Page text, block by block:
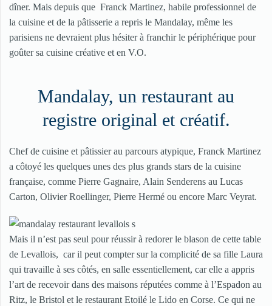
dîner. Mais depuis que Franck Martinez, habile professionnel de
la cuisine et de la pâtisserie a repris le Mandalay, même les
parisiens ne devraient plus hésiter à franchir le périphérique pour
goûter sa cuisine créative et en V.O.
Mandalay, un restaurant au
registre original et créatif.
Chef de cuisine et pâtissier au parcours atypique, Franck Martinez
a côtoyé les quelques unes des plus grands stars de la cuisine
française, comme Pierre Gagnaire, Alain Senderens au Lucas
Carton, Olivier Roellinger, Pierre Hermé ou encore Marc Veyrat.
Mais il n’est pas seul pour réussir à redorer le blason de cette table
de Levallois, car il peut compter sur la complicité de sa fille Laura
qui travaille à ses côtés, en salle essentiellement, car elle a appris
l’art de recevoir dans des maisons réputées comme à l’Espadon au
Ritz, le Bristol et le restaurant Etoilé le Lido en Corse. Ce qui ne